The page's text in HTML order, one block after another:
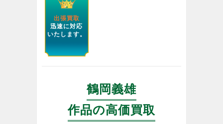
出張買取
迅速に対応
いたします。
鶴岡義雄
作品の高価買取